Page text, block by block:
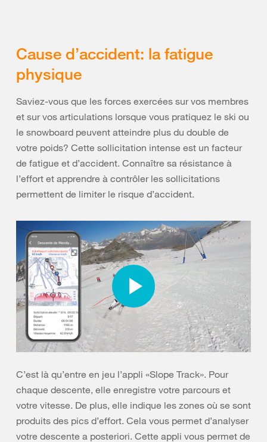
Cause d’accident: la fatigue
physique
Saviez-vous que les forces exercées sur vos membres
et sur vos articulations lorsque vous pratiquez le ski ou
le snowboard peuvent atteindre plus du double de
votre poids? Cette sollicitation intense est un facteur
de fatigue et d’accident. Connaître sa résistance à
l’effort et apprendre à contrôler les sollicitations
permettent de limiter le risque d’accident.
C’est là qu’entre en jeu l’appli «Slope Track». Pour
chaque descente, elle enregistre votre parcours et
votre vitesse. De plus, elle indique les zones où se sont
produits des pics d’effort. Cela vous permet d’analyser
votre descente a posteriori. Cette appli vous permet de